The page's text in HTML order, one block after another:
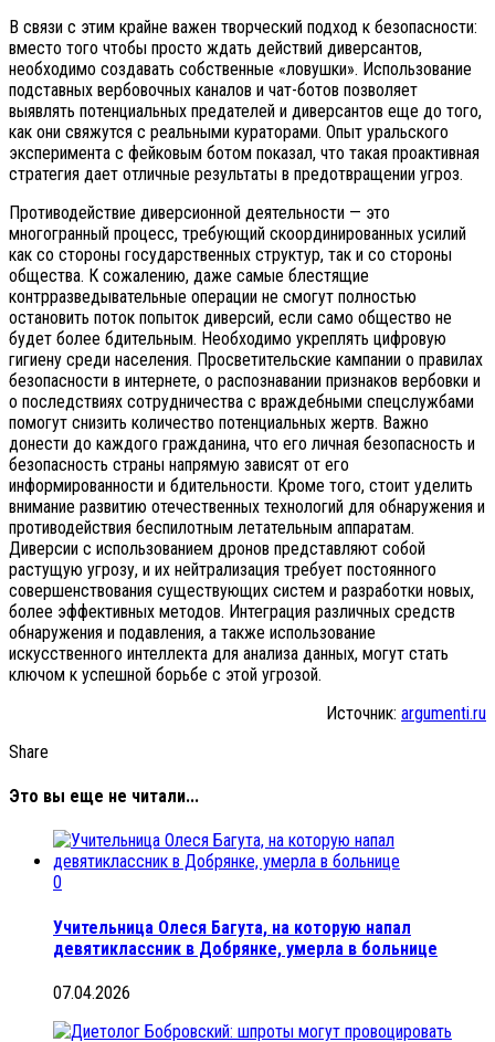
В связи с этим крайне важен творческий подход к безопасности:
вместо того чтобы просто ждать действий диверсантов,
необходимо создавать собственные «ловушки». Использование
подставных вербовочных каналов и чат-ботов позволяет
выявлять потенциальных предателей и диверсантов еще до того,
как они свяжутся с реальными кураторами. Опыт уральского
эксперимента с фейковым ботом показал, что такая проактивная
стратегия дает отличные результаты в предотвращении угроз.
Противодействие диверсионной деятельности — это
многогранный процесс, требующий скоординированных усилий
как со стороны государственных структур, так и со стороны
общества. К сожалению, даже самые блестящие
контрразведывательные операции не смогут полностью
остановить поток попыток диверсий, если само общество не
будет более бдительным. Необходимо укреплять цифровую
гигиену среди населения. Просветительские кампании о правилах
безопасности в интернете, о распознавании признаков вербовки и
о последствиях сотрудничества с враждебными спецслужбами
помогут снизить количество потенциальных жертв. Важно
донести до каждого гражданина, что его личная безопасность и
безопасность страны напрямую зависят от его
информированности и бдительности. Кроме того, стоит уделить
внимание развитию отечественных технологий для обнаружения и
противодействия беспилотным летательным аппаратам.
Диверсии с использованием дронов представляют собой
растущую угрозу, и их нейтрализация требует постоянного
совершенствования существующих систем и разработки новых,
более эффективных методов. Интеграция различных средств
обнаружения и подавления, а также использование
искусственного интеллекта для анализа данных, могут стать
ключом к успешной борьбе с этой угрозой.
Источник: argumenti.ru
Share
Это вы еще не читали...
0
Учительница Олеся Багута, на которую напал
девятиклассник в Добрянке, умерла в больнице
07.04.2026